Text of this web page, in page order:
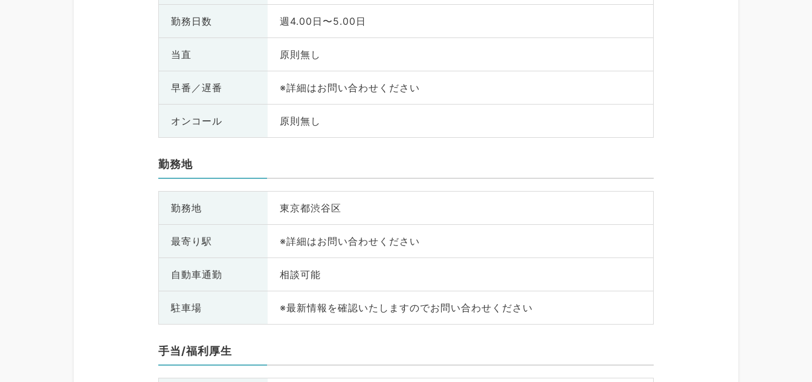
勤務日数 週4.00日〜5.00日
当直 原則無し
早番／遅番 ※詳細はお問い合わせください
オンコール 原則無し
勤務地
勤務地 東京都渋谷区
最寄り駅 ※詳細はお問い合わせください
自動車通勤 相談可能
駐車場 ※最新情報を確認いたしますのでお問い合わせください
手当/福利厚生